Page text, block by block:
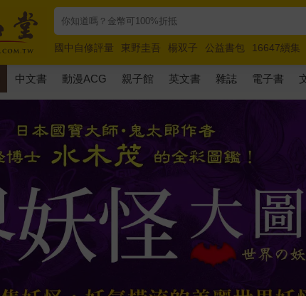
國中自修評量 東野圭吾 楊双子 公益書包 16647續集
唯紅花綻放
奧德賽 路邊攤新作 馬斯克 玩具總動員5
中文書 動漫ACG 親子館 英文書 雜誌 電子書